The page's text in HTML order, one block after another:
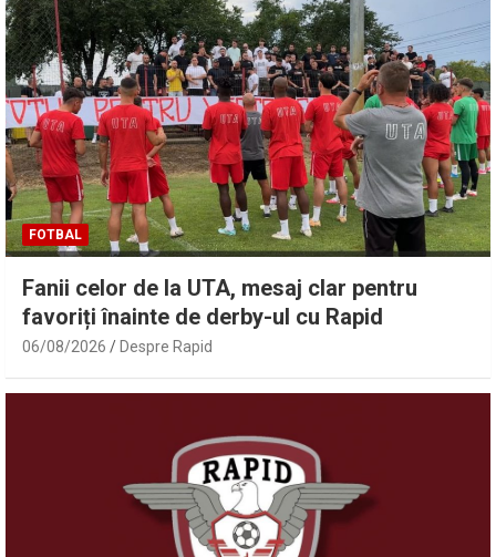
FOTBAL
Fanii celor de la UTA, mesaj clar pentru
favoriți înainte de derby-ul cu Rapid
06/08/2026 Despre Rapid